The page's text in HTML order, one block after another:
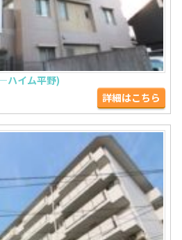
ハイム平野)
詳細はこちら